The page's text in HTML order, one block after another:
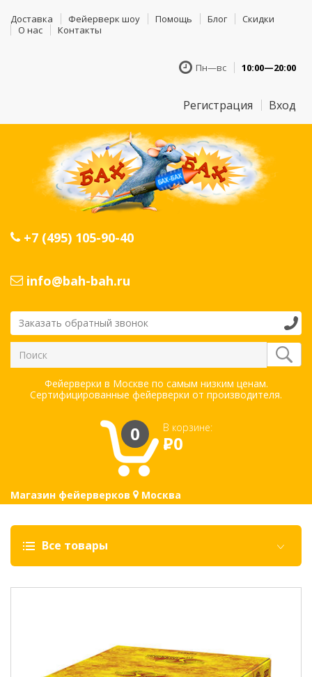
Доставка Фейерверк шоу Помощь Блог
Скидки
О нас
Контакты
Пн—вс 10:00—20:00
Регистрация Вход
+7 (495) 105-90-40
info@bah-bah.ru
Заказать обратный звонок
Фейерверки в Москве по самым низким ценам.
Сертифицированные фейерверки от производителя.
0 В корзине:
Р0
Магазин фейерверков Москва
Все товары